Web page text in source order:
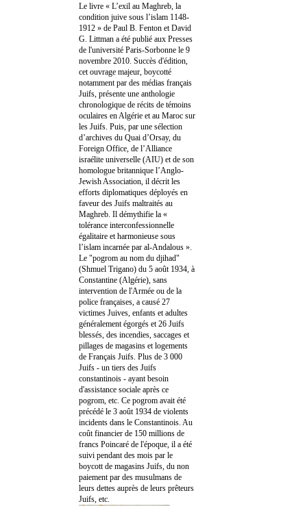
Le livre « L’exil au Maghreb, la
condition juive sous l’islam 1148-
1912 » de Paul B. Fenton et David
G. Littman a été publié aux Presses
de l'université Paris-Sorbonne le 9
novembre 2010. Succès d'édition,
cet ouvrage majeur, boycotté
notamment par des médias français
Juifs, présente une anthologie
chronologique de récits de témoins
oculaires en Algérie et au Maroc sur
les Juifs. Puis, par une sélection
d’archives du Quai d’Orsay, du
Foreign Office, de l’Alliance
israélite universelle (AIU) et de son
homologue britannique l’Anglo-
Jewish Association, il décrit les
efforts diplomatiques déployés en
faveur des Juifs maltraités au
Maghreb. Il démythifie la «
tolérance interconfessionnelle
égalitaire et harmonieuse sous
l’islam incarnée par al-Andalous ».
Le "pogrom au nom du djihad"
(Shmuel Trigano) du 5 août 1934, à
Constantine (Algérie), sans
intervention de l'Armée ou de la
police françaises, a causé 27
victimes Juives, enfants et adultes
généralement égorgés et 26 Juifs
blessés, des incendies, saccages et
pillages de magasins et logements
de Français Juifs. Plus de 3 000
Juifs - un tiers des Juifs
constantinois - ayant besoin
d'assistance sociale après ce
pogrom, etc. Ce pogrom avait été
précédé le 3 août 1934 de violents
incidents dans le Constantinois. Au
coût financier de 150 millions de
francs Poincaré de l'époque, il a été
suivi pendant des mois par le
boycott de magasins Juifs, du non
paiement par des musulmans de
leurs dettes auprès de leurs prêteurs
Juifs, etc.